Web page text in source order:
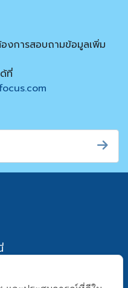
งการสอบถามข้อมูลเพิ่ม
ที่